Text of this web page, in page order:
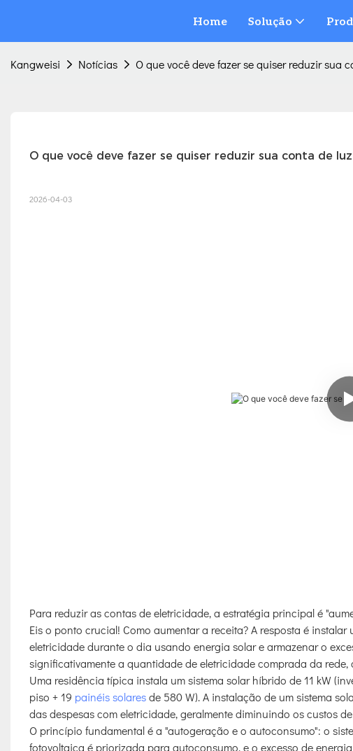
Home Solução
Kangweisi Notícias O que você deve fazer se quiser reduzir sua
O que você deve fazer se quiser reduzir sua conta de
2026-04-03
Para reduzir as contas de eletricidade, a estratégia principal é
Eis o ponto crucial! Como aumentar a receita? A resposta é
eletricidade durante o dia usando energia solar e armazenar o
significativamente a quantidade de eletricidade comprada da
Uma residência típica instala um sistema solar híbrido de 11 kW
piso + 19 painéis solaresde 580 W). A instalação de um sistema
das despesas com eletricidade, geralmente diminuindo os custos
O princípio fundamental é a "autogeração e o autoconsumo": o
fotovoltaica é priorizada para autoconsumo, e o excesso de